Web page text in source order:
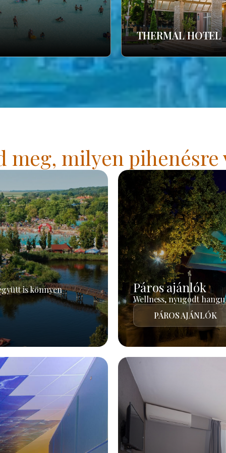
THERMAL HOTEL
meg, milyen pihenésre
is könnyen Páros ajánlók
Wellness, nyugodt
PÁROS AJÁNLÓK